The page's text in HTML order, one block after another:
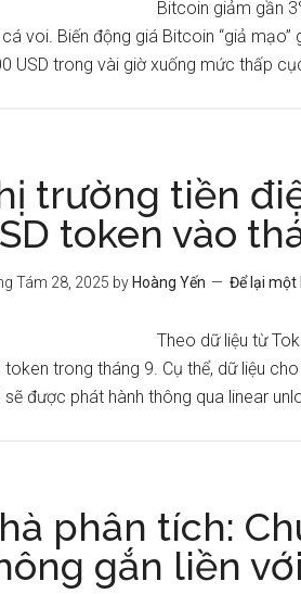
Bitcoin giảm gần
voi. Biến động giá Bitcoin “giả
USD trong vài giờ xuống mức thấp
trường tiền
token vào
Tám 28, 2025 by Hoàng Yến Để lại một
Theo dữ liệu từ
token trong tháng 9. Cụ thể, dữ liệu
sẽ được phát hành thông qua linear
phân tích:
gắn liền